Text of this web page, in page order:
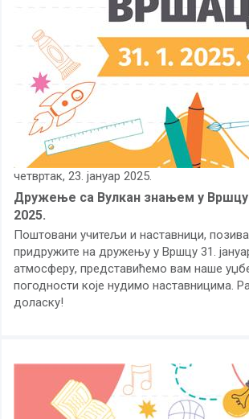
четвртак, 23. јануар 2025.
Дружење са Вулкан знањем у Вршцу
2025.
Поштовани учитељи и наставници,
придружите на дружењу у Вршцу 31.
атмосферу, представићемо вам наше
погодности које нудимо наставницима.
доласку!